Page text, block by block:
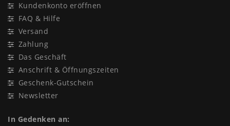
Kundenkonto eröffnen
FAQ & Hilfe
Versand
Zahlung
Das Geschäft
Anschrift & Öffnungszeiten
Geschenk-Gutschein
Newsletter
In Gedenken an: